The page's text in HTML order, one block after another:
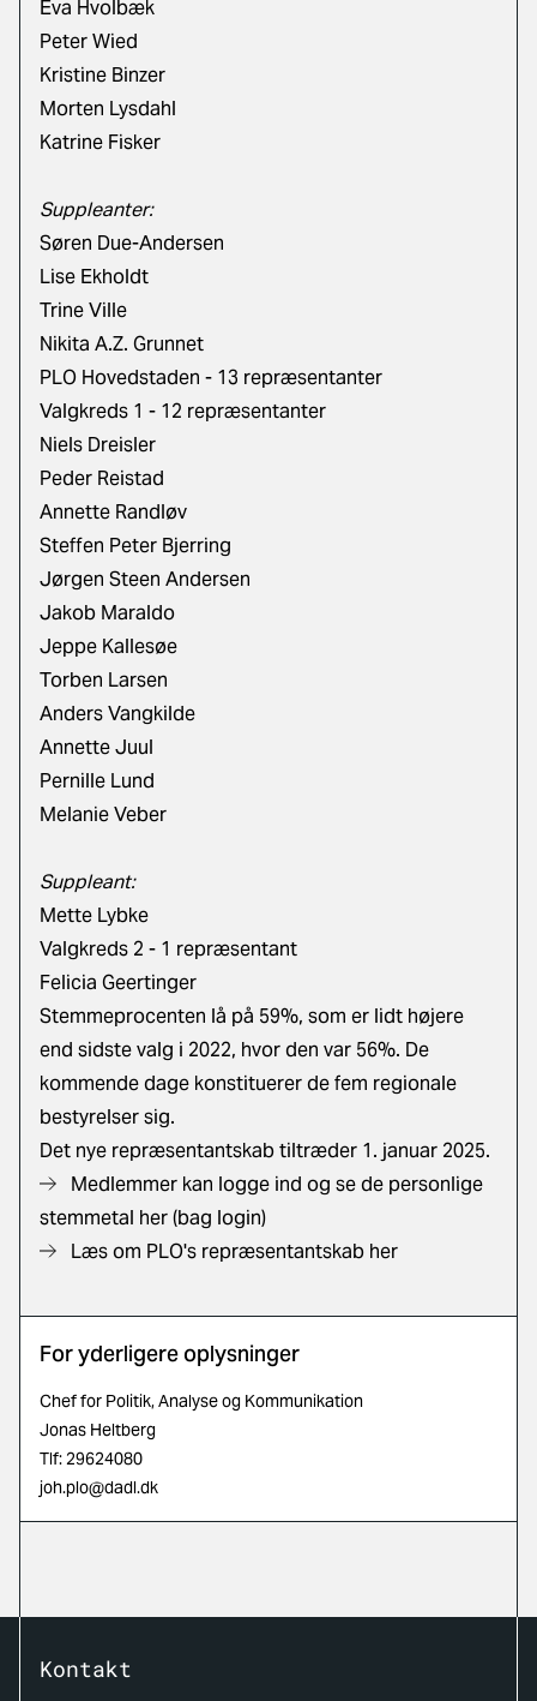
Eva Hvolbæk
Peter Wied
Kristine Binzer
Morten Lysdahl
Katrine Fisker
Suppleanter:
Søren Due-Andersen
Lise Ekholdt
Trine Ville
Nikita A.Z. Grunnet
PLO Hovedstaden - 13 repræsentanter
Valgkreds 1 - 12 repræsentanter
Niels Dreisler
Peder Reistad
Annette Randløv
Steffen Peter Bjerring
Jørgen Steen Andersen
Jakob Maraldo
Jeppe Kallesøe
Torben Larsen
Anders Vangkilde
Annette Juul
Pernille Lund
Melanie Veber
Suppleant:
Mette Lybke
Valgkreds 2 - 1 repræsentant
Felicia Geertinger
Stemmeprocenten lå på 59%, som er lidt højere
end sidste valg i 2022, hvor den var 56%. De
kommende dage konstituerer de fem regionale
bestyrelser sig.
Det nye repræsentantskab tiltræder 1. januar 2025.
Medlemmer kan logge ind og se de personlige
stemmetal her (bag login)
Læs om PLO's repræsentantskab her
For yderligere oplysninger
Chef for Politik, Analyse og Kommunikation
Jonas Heltberg
Tlf: 29624080
joh.plo@dadl.dk
Kontakt